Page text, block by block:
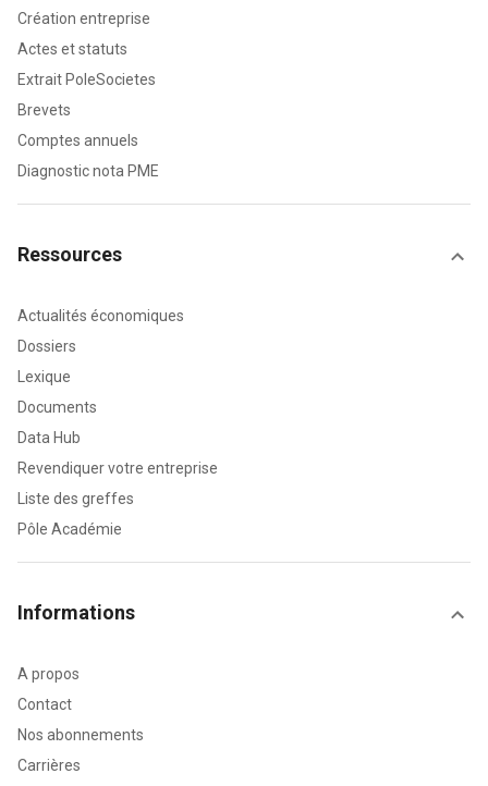
Création entreprise
Actes et statuts
Extrait PoleSocietes
Brevets
Comptes annuels
Diagnostic nota PME
Ressources
Actualités économiques
Dossiers
Lexique
Documents
Data Hub
Revendiquer votre entreprise
Liste des greffes
Pôle Académie
Informations
A propos
Contact
Nos abonnements
Carrières